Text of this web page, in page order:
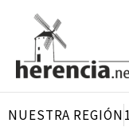
contenido
NUESTRA REGIÓN